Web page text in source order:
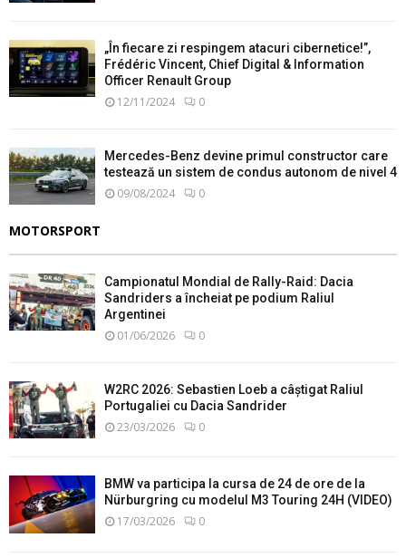
„În fiecare zi respingem atacuri cibernetice!”,
Frédéric Vincent, Chief Digital & Information
Officer Renault Group
12/11/2024 0
Mercedes-Benz devine primul constructor care
testează un sistem de condus autonom de nivel 4
09/08/2024 0
MOTORSPORT
Campionatul Mondial de Rally-Raid: Dacia
Sandriders a încheiat pe podium Raliul
Argentinei
01/06/2026 0
W2RC 2026: Sebastien Loeb a câștigat Raliul
Portugaliei cu Dacia Sandrider
23/03/2026 0
BMW va participa la cursa de 24 de ore de la
Nürburgring cu modelul M3 Touring 24H (VIDEO)
17/03/2026 0